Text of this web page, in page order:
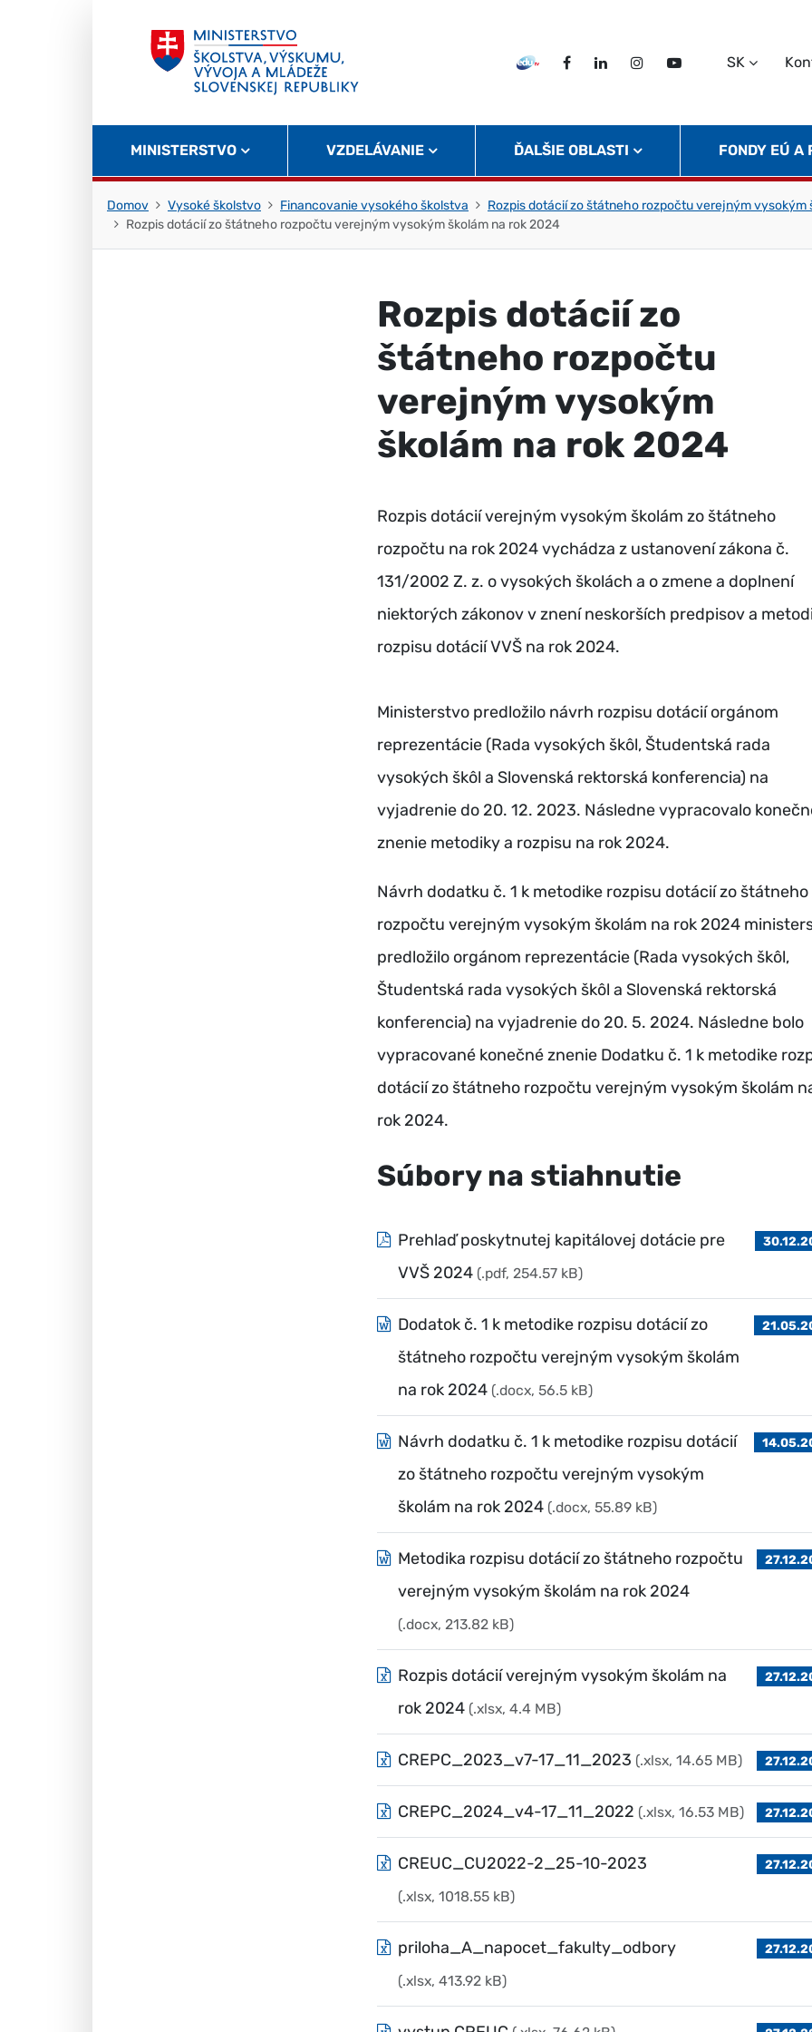
EDU TVFacebookLinkedInInstagram
Twitter
SK
MINISTERSTVO VZDELÁVANIE ĎALŠIE OBLASTI FONDY EÚ A
Domov Vysoké školstvo Financovanie vysokého školstva
Rozpis dotácií zo štátneho rozpočtu verejným vysokým
Rozpis dotácií zo štátneho rozpočtu verejným vysokým školám na rok 2024
Rozpis dotácií zo
štátneho rozpočtu
verejným vysokým
školám na rok 2024
Rozpis dotácií verejným vysokým školám zo štátneho
rozpočtu na rok 2024 vychádza z ustanovení zákona č.
131/2002 Z. z. o vysokých školách a o zmene a doplnení
niektorých zákonov v znení neskorších predpisov a
rozpisu dotácií VVŠ na rok 2024.
Ministerstvo predložilo návrh rozpisu dotácií orgánom
reprezentácie (Rada vysokých škôl, Študentská rada
vysokých škôl a Slovenská rektorská konferencia) na
vyjadrenie do 20. 12. 2023. Následne vypracovalo
znenie metodiky a rozpisu na rok 2024.
Návrh dodatku č. 1 k metodike rozpisu dotácií zo štátneho
rozpočtu verejným vysokým školám na rok 2024
predložilo orgánom reprezentácie (Rada vysokých škôl,
Študentská rada vysokých škôl a Slovenská rektorská
konferencia) na vyjadrenie do 20. 5. 2024. Následne bolo
vypracované konečné znenie Dodatku č. 1 k metodike
dotácií zo štátneho rozpočtu verejným vysokým školám
rok 2024.
Súbory na stiahnutie
Prehlaď poskytnutej kapitálovej dotácie pre
VVŠ 2024 (.pdf, 254.57 kB)
Dodatok č. 1 k metodike rozpisu dotácií zo
štátneho rozpočtu verejným vysokým školám
na rok 2024 (.docx, 56.5 kB)
Návrh dodatku č. 1 k metodike rozpisu dotácií
zo štátneho rozpočtu verejným vysokým
školám na rok 2024 (.docx, 55.89 kB)
Metodika rozpisu dotácií zo štátneho rozpočtu
verejným vysokým školám na rok 2024
(.docx, 213.82 kB)
Rozpis dotácií verejným vysokým školám na
rok 2024 (.xlsx, 4.4 MB)
CREPC_2023_v7-17_11_2023 (.xlsx, 14.65 MB)
CREPC_2024_v4-17_11_2022 (.xlsx, 16.53 MB)
CREUC_CU2022-2_25-10-2023
(.xlsx, 1018.55 kB)
priloha_A_napocet_fakulty_odbory
(.xlsx, 413.92 kB)